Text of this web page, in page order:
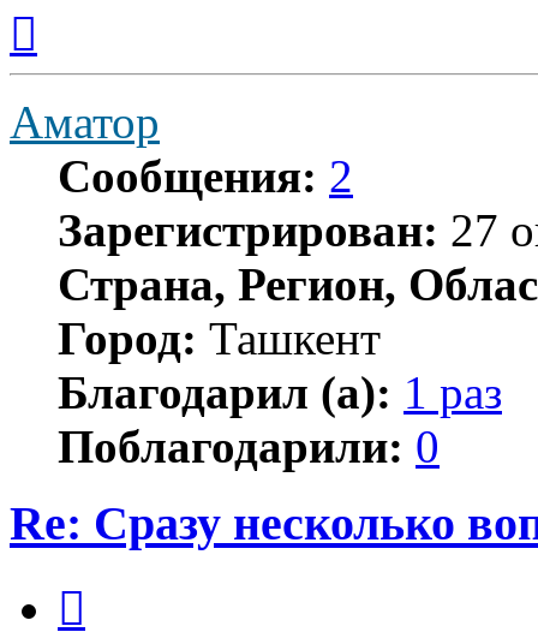
началу
Аматор
Сообщения: 2
Зарегистрирован: 27
Страна, Регион,
Город: Ташкент
Благодарил (а): 1 раз
Поблагодарили: 0
Re: Сразу несколько